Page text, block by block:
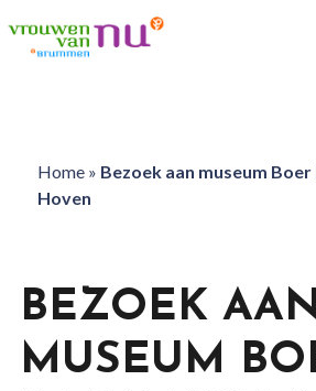
Home» Bezoek aan museum Boer
Hoven
BEZOEK
MUSEUM